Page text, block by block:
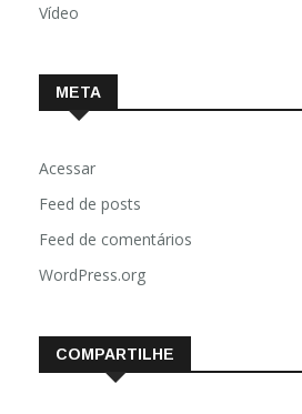
Vídeo
META
Acessar
Feed de posts
Feed de comentários
WordPress.org
COMPARTILHE